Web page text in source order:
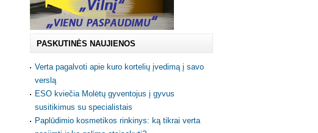
PASKUTINĖS NAUJIENOS
Verta pagalvoti apie kuro kortelių įvedimą į savo
verslą
ESO kviečia Molėtų gyventojus į gyvus
susitikimus su specialistais
Paplūdimio kosmetikos rinkinys: ką tikrai verta